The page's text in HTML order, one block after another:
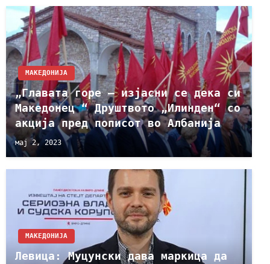
МАКЕДОНИЈА
„Главата горе – изјасни се дека си
Македонец “ Друштвото „Илинден“ со
акција пред пописот во Албанија
мај 2, 2023
МАКЕДОНИЈА
Левица: Муцунски дава маркица да